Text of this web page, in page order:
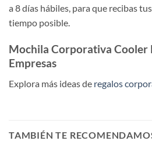
a 8 días hábiles, para que recibas
tiempo posible.
Mochila Corporativa Cooler
Empresas
Explora más ideas de regalos
TAMBIÉN TE